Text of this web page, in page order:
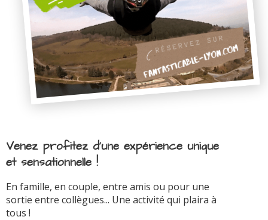
Venez profitez d'une expérience unique
et sensationnelle !
En famille, en couple, entre amis ou pour une
sortie entre collègues... Une activité qui plaira à
tous !